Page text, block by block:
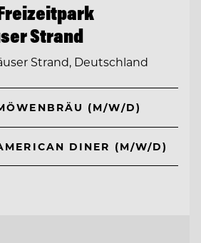
Strand
Strand, Deutschland
(M/W/D)
DINER (M/W/D)